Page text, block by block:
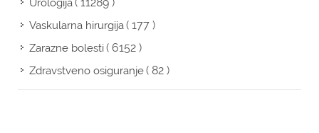
Urologija
Vaskularna hirurgija( 177 )
Zarazne bolesti( 6152 )
Zdravstveno osiguranje( 82 )